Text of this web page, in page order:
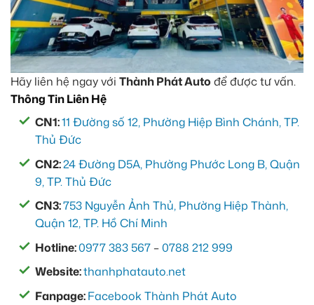
Hãy liên hệ ngay với Thành Phát Auto để được tư vấn.
Thông Tin Liên Hệ
CN1:11 Đường số 12, Phường Hiệp Bình Chánh, TP.
Thủ Đức
CN2:24 Đường D5A, Phường Phước Long B, Quận
9, TP. Thủ Đức
CN3:753 Nguyễn Ảnh Thủ, Phường Hiệp Thành,
Quận 12, TP. Hồ Chí Minh
Hotline:0977 383 567 –0788 212 999
Website:thanhphatauto.net
Fanpage:Facebook Thành Phát Auto